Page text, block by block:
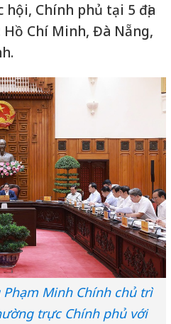
hội, Chính phủ tại 5 địa
Chí Minh, Đà Nẵng,
Minh Chính chủ trì
trực Chính phủ với